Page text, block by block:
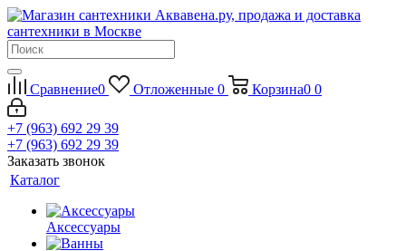
Сравнение0 Отложенные 0 Корзина0 0
+7 (963) 692 29 39
+7 (963) 692 29 39
Заказать звонок
Каталог
Аксессуары